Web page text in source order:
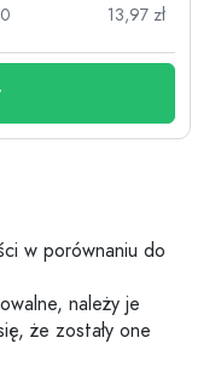
13,97 zł
w porównaniu do
należy je
że zostały one